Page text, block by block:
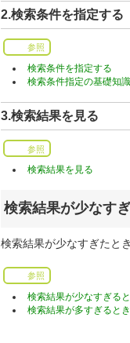
2.検索条件を指定する
参照
検索条件を指定する
検索条件指定の基礎知識
3.検索結果を見る
参照
検索結果を見る
検索結果が少なす
検索結果が少なすぎたと
参照
検索結果が少なすぎる
検索結果が多すぎると